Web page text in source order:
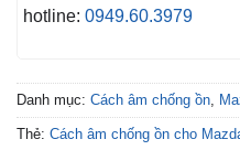
hotline: 0949.60.3979
Danh mục: Cách âm chống ồn
Thẻ: Cách âm chống ồn cho